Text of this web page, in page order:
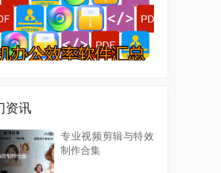
资讯
专业视频剪辑与特效
制作合集